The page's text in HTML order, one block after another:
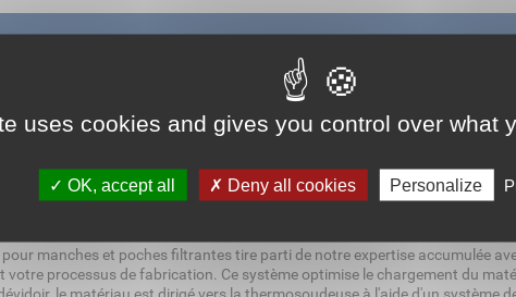
SYSTEM
CHAUD ET LA DÉCOUPE DES
manches et poches filtrantes tire parti de notre expertise accumulée
processus de fabrication. Ce système optimise le chargement du
uses cookies and gives you control over what
OK, accept all Deny all cookies Personalize